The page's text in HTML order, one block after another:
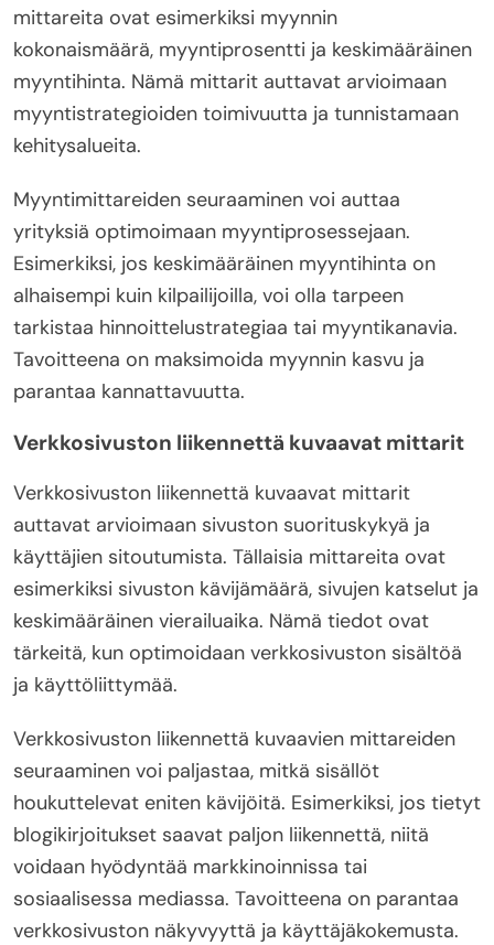
mittareita ovat esimerkiksi myynnin
kokonaismäärä, myyntiprosentti ja keskimääräinen
myyntihinta. Nämä mittarit auttavat arvioimaan
myyntistrategioiden toimivuutta ja tunnistamaan
kehitysalueita.
Myyntimittareiden seuraaminen voi auttaa
yrityksiä optimoimaan myyntiprosessejaan.
Esimerkiksi, jos keskimääräinen myyntihinta on
alhaisempi kuin kilpailijoilla, voi olla tarpeen
tarkistaa hinnoittelustrategiaa tai myyntikanavia.
Tavoitteena on maksimoida myynnin kasvu ja
parantaa kannattavuutta.
Verkkosivuston liikennettä kuvaavat mittarit
Verkkosivuston liikennettä kuvaavat mittarit
auttavat arvioimaan sivuston suorituskykyä ja
käyttäjien sitoutumista. Tällaisia mittareita ovat
esimerkiksi sivuston kävijämäärä, sivujen katselut ja
keskimääräinen vierailuaika. Nämä tiedot ovat
tärkeitä, kun optimoidaan verkkosivuston sisältöä
ja käyttöliittymää.
Verkkosivuston liikennettä kuvaavien mittareiden
seuraaminen voi paljastaa, mitkä sisällöt
houkuttelevat eniten kävijöitä. Esimerkiksi, jos tietyt
blogikirjoitukset saavat paljon liikennettä, niitä
voidaan hyödyntää markkinoinnissa tai
sosiaalisessa mediassa. Tavoitteena on parantaa
verkkosivuston näkyvyyttä ja käyttäjäkokemusta.